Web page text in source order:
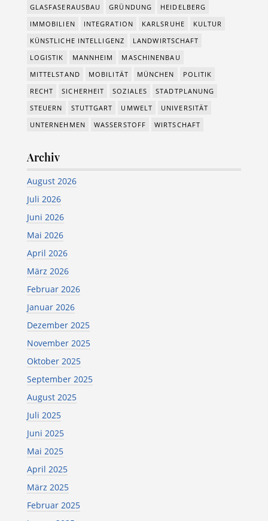
GLASFASERAUSBAU
GRÜNDUNG
HEIDELBERG
IMMOBILIEN
INTEGRATION KARLSRUHE
KULTUR
KÜNSTLICHE INTELLIGENZ
LANDWIRTSCHAFT
LOGISTIK
MANNHEIM
MASCHINENBAU
MITTELSTAND
MOBILITÄT MÜNCHEN
POLITIK
RECHT
SICHERHEIT SOZIALES
STADTPLANUNG
STEUERN
STUTTGART UMWELT
UNIVERSITÄT
UNTERNEHMEN
WASSERSTOFF WIRTSCHAFT
Archiv
August 2026
Juli 2026
Juni 2026
Mai 2026
April 2026
März 2026
Februar 2026
Januar 2026
Dezember 2025
November 2025
Oktober 2025
September 2025
August 2025
Juli 2025
Juni 2025
Mai 2025
April 2025
März 2025
Februar 2025